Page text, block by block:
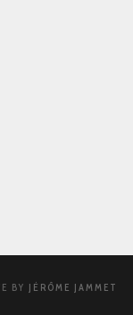
BY JÉRÔME JAMMET